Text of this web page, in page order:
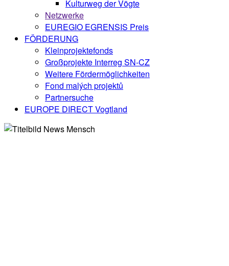
Kulturweg der Vögte
Netzwerke
EUREGIO EGRENSIS Preis
FÖRDERUNG
Kleinprojektefonds
Großprojekte Interreg SN-CZ
Weitere Fördermöglichkeiten
Fond malých projektů
Partnersuche
EUROPE DIRECT Vogtland